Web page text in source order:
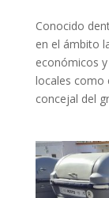
Conocido
en el ámbito
económicos
locales como
concejal del